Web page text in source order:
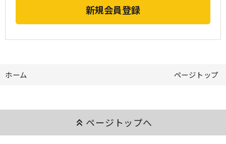
ホーム ページトップ
keyboard_double_arrow_up ページトップへ